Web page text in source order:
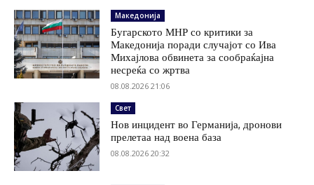
Македонија
Бугарското МНР со критики за
Македонија поради случајот со Ива
Михајлова обвинета за сообраќајна
несреќа со жртва
08.08.2026 21:06
Свет
Нов инцидент во Германија, дронови
прелетаа над воена база
08.08.2026 20:32